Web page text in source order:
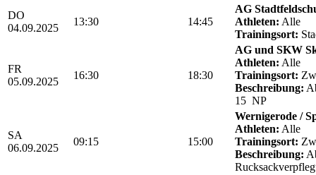
DO
04.09.2025
13:30 14:45
AG
Athleten: Alle
Trainingsort:
FR
05.09.2025
16:30 18:30
AG und SKW
Athleten: Alle
Trainingsort:
Beschreibung:
15 NP
SA
06.09.2025
09:15 15:00
Wernigerode /
Athleten: Alle
Trainingsort:
Beschreibung: